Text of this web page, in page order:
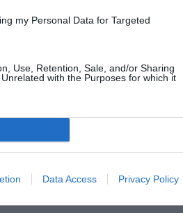
my Personal Data for Targeted
Use, Retention, Sale, and/or Sharing
with the Purposes for which it
Data Access Privacy Policy